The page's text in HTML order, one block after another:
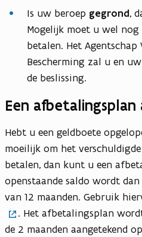
Is uw beroep gegrond,
Mogelijk moet u wel
betalen. Het Agentschap
Bescherming zal u en
de beslissing.
Een afbetalingsplan
Hebt u een geldboete
moeilijk om het
betalen, dan kunt u een
openstaande saldo wordt
van 12 maanden. Gebruik
. Het afbetalingsplan
de 2 maanden aangetekend